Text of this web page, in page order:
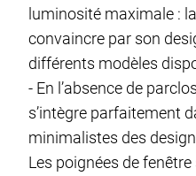
luminosité maximale :
convaincre par son
différents modèles
- En l’absence de
s’intègre parfaitement
minimalistes des
Les poignées de